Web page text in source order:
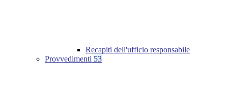
Recapiti dell'ufficio responsabile
Provvedimenti 53